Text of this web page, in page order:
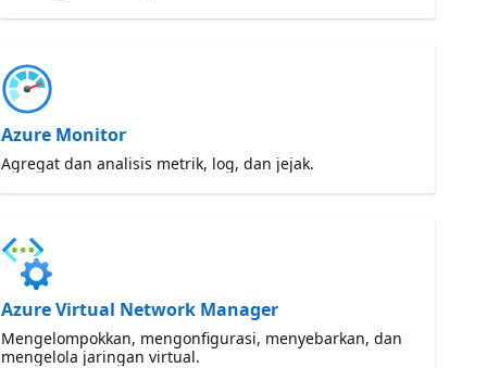
Azure Monitor
Agregat dan analisis metrik, log, dan jejak.
Azure Virtual Network Manager
Mengelompokkan, mengonfigurasi, menyebarkan, dan
mengelola jaringan virtual.